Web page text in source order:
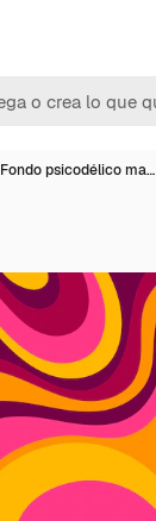
Fondo psicodélico ma…